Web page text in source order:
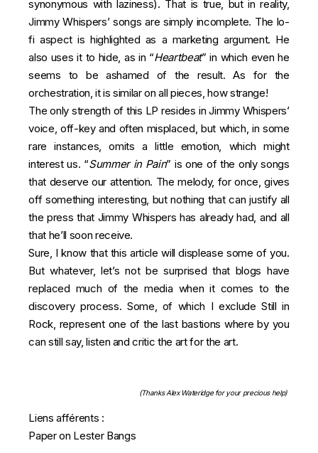
synonymous with laziness). That is true, but in reality,
Jimmy Whispers’ songs are simply incomplete. The lo-
fi aspect is highlighted as a marketing argument. He
also uses it to hide, as in “Heartbeat” in which even he
seems to be ashamed of the result. As for the
orchestration, it is similar on all pieces, how strange!
The only strength of this LP resides in Jimmy Whispers’
voice, off-key and often misplaced, but which, in some
rare instances, omits a little emotion, which might
interest us. “Summer in Pain” is one of the only songs
that deserve our attention. The melody, for once, gives
off something interesting, but nothing that can justify all
the press that Jimmy Whispers has already had, and all
that he’ll soon receive.
Sure, I know that this article will displease some of you.
But whatever, let’s not be surprised that blogs have
replaced much of the media when it comes to the
discovery process. Some, of which I exclude Still in
Rock, represent one of the last bastions where by you
can still say, listen and critic the art for the art.
(Thanks Alex Wateridge for your precious help)
Liens afférents :
Paper on Lester Bangs